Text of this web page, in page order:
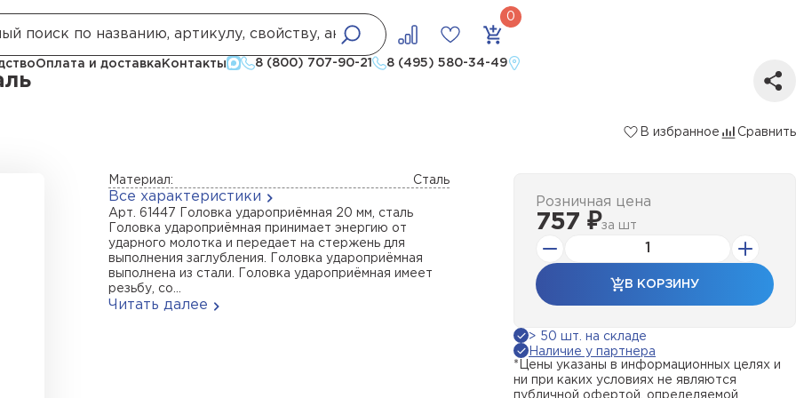
Оплата и доставка Контакты 8 (800) 707-90-21 8 (495) 580-34-49
Головки удароприемныеГоловка удароприёмная 20 мм, сталь
В избранное Сравнить
Материал: Сталь
Все характеристики
Арт. 61447 Головка удароприёмная 20 мм, сталь
Головка удароприёмная принимает энергию от
ударного молотка и передает на стержень для
выполнения заглубления. Головка удароприёмная
выполнена из стали. Головка удароприёмная имеет
резьбу, со...
Читать далее
Розничная цена
757 ₽за шт
В КОРЗИНУ
> 50 шт. на складе
Наличие у партнера
*Цены указаны в информационных целях и
ни при каких условиях не являются
публичной офертой, определяемой